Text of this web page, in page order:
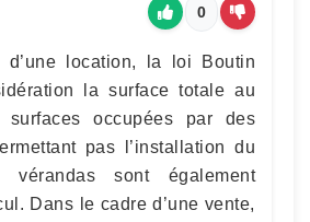
0
d’une location, la loi Boutin
la surface totale au
occupées par des
pas l’installation du
vérandas sont également
Dans le cadre d’une vente,